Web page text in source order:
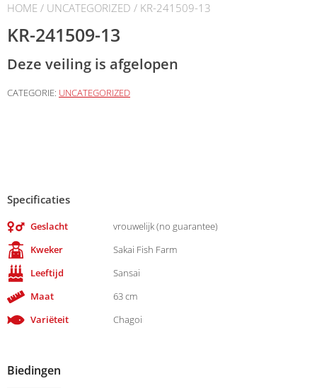
HOME / UNCATEGORIZED / KR-241509-13
KR-241509-13
Deze veiling is afgelopen
CATEGORIE: UNCATEGORIZED
Specificaties
Geslacht
vrouwelijk (no guarantee)
Kweker
Sakai Fish Farm
Leeftijd
Sansai
Maat
63 cm
Variëteit
Chagoi
Biedingen